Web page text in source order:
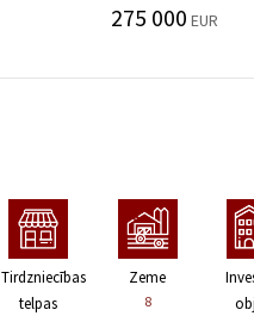
275 000 EUR
Tirdzniecības
telpas
Zeme
8